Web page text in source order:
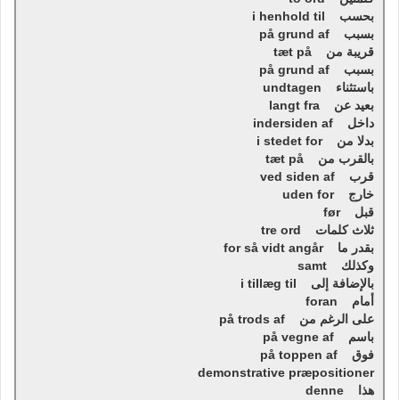
بحسب i henhold til
بسبب på grund af
قريبة من tæt på
بسبب på grund af
باستثناء undtagen
بعيد عن langt fra
داخل indersiden af
بدلا من i stedet for
بالقرب من tæt på
قرب ved siden af
خارج uden for
قبل før
ثلاث كلمات tre ord
بقدر ما for så vidt angår
وكذلك samt
بالإضافة إلى i tillæg til
أمام foran
على الرغم من på trods af
باسم på vegne af
فوق på toppen af
demonstrative præpositioner
هذا denne